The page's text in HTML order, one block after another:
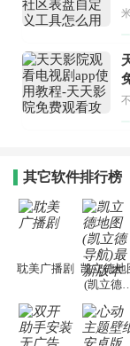
其它软件排行榜
耽美广播剧
凯立德地
(凯立德导